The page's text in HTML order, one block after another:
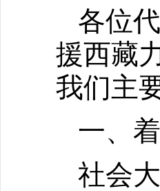
各位
援西藏
我们主
一、
社会